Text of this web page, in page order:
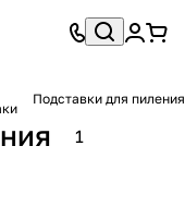
Подставки для пиления
1